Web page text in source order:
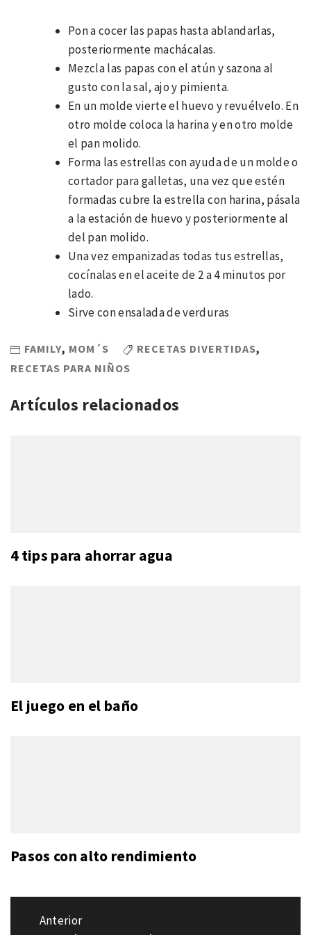
Pon a cocer las papas hasta ablandarlas,
posteriormente machácalas.
Mezcla las papas con el atún y sazona al
gusto con la sal, ajo y pimienta.
En un molde vierte el huevo y revuélvelo. En
otro molde coloca la harina y en otro molde
el pan molido.
Forma las estrellas con ayuda de un molde o
cortador para galletas, una vez que estén
formadas cubre la estrella con harina, pásala
a la estación de huevo y posteriormente al
del pan molido.
Una vez empanizadas todas tus estrellas,
cocínalas en el aceite de 2 a 4 minutos por
lado.
Sirve con ensalada de verduras
FAMILY, MOM´S RECETAS DIVERTIDAS,
RECETAS PARA NIÑOS
Artículos relacionados
4 tips para ahorrar agua
El juego en el baño
Pasos con alto rendimiento
Navegación
Anterior